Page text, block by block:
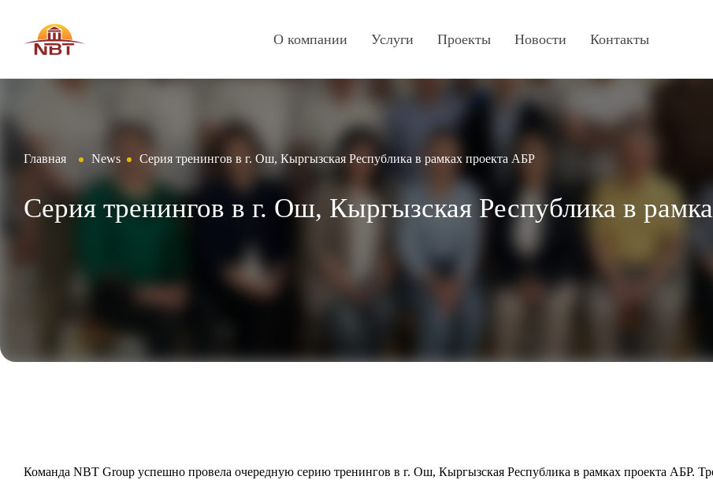
О компании Услуги Проекты Новости Контакты
Главная News Cерия тренингов в г. Ош, Кыргызская Республика в рамках проекта АБР
Cерия тренингов в г. Ош, Кыргызская Республика в
Команда NBT Group успешно провела очередную серию тренингов в г. Ош, Кыргызская Республика в рамках проекта АБР.